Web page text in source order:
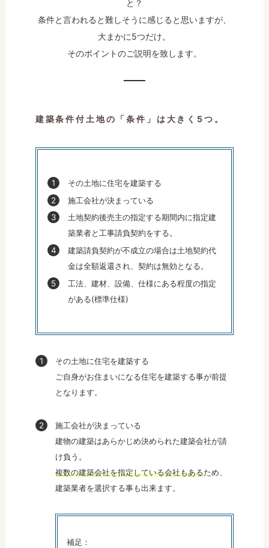
と？
条件と言われると難しそうに感じると思いますが、
大まかに5つだけ。
そのポイントのご説明を致します。
建築条件付土地の「条件」は大きく5つ。
その土地に住宅を建築する
施工会社が決まっている
土地契約後売主の指定する期間内に指定建
築業者と工事請負契約をする。
建築請負契約が不成立の場合は土地契約代
金は全額返還され、契約は無効となる。
工法、建材、設備、仕様にある程度の指定
がある(標準仕様)
その土地に住宅を建築する
ご自身がお住まいになる住宅を建築する事が前提
となります。
施工会社が決まっている
建物の建築はあらかじめ決められた建築会社が請
け負う。
複数の建築会社を指定している会社もあるため、
建築業者を選択する事も出来ます。
補足：